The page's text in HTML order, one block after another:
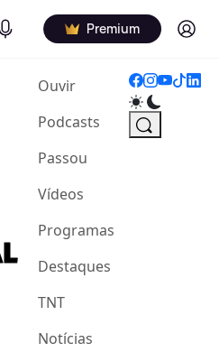
Podcasts Premium Log in
Ouvir(current)
Podcasts
Passou
Vídeos
Programas
Destaques
TNT
Notícias